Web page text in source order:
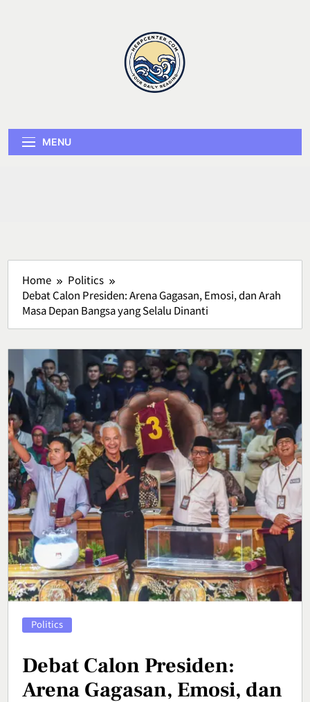
MENU
Home
Politics
Debat Calon Presiden: Arena Gagasan, Emosi, dan Arah
Masa Depan Bangsa yang Selalu Dinanti
Politics
Debat Calon Presiden:
Arena Gagasan, Emosi, dan